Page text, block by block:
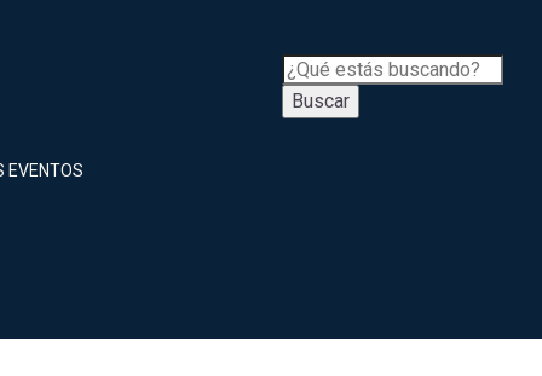
EVENTOS
Buscar